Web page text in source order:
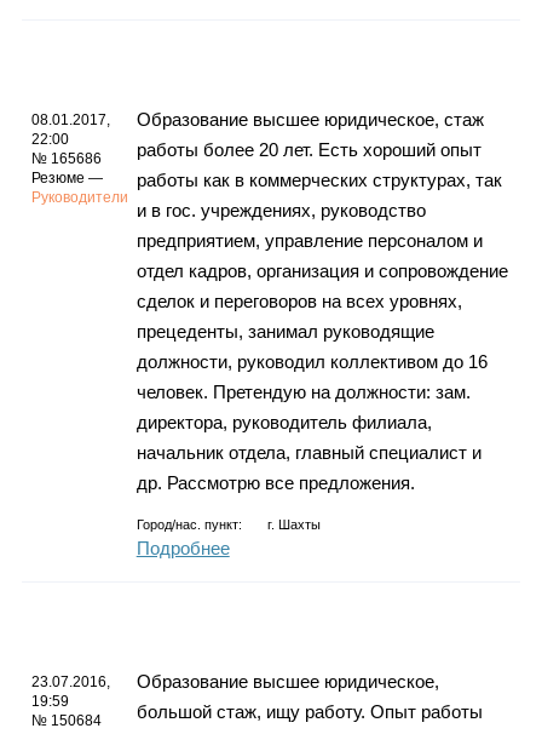
08.01.2017,
22:00
№ 165686
Резюме —
Руководители
Образование высшее юридическое, стаж
работы более 20 лет. Есть хороший опыт
работы как в коммерческих структурах, так
и в гос. учреждениях, руководство
предприятием, управление персоналом и
отдел кадров, организация и сопровождение
сделок и переговоров на всех уровнях,
прецеденты, занимал руководящие
должности, руководил коллективом до 16
человек. Претендую на должности: зам.
директора, руководитель филиала,
начальник отдела, главный специалист и
др. Рассмотрю все предложения.
Город/нас. пункт: г. Шахты
Подробнее
23.07.2016,
19:59
№ 150684
Образование высшее юридическое,
большой стаж, ищу работу. Опыт работы